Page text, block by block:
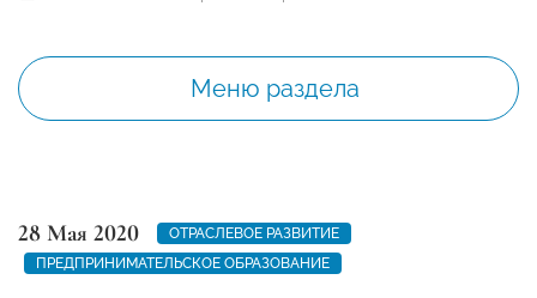
Меню раздела
28 Мая 2020
ОТРАСЛЕВОЕ РАЗВИТИЕ
ПРЕДПРИНИМАТЕЛЬСКОЕ ОБРАЗОВАНИЕ